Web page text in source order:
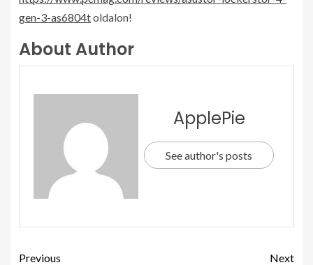
gen-3-as6804toldalon!
About Author
ApplePie
See author's posts
Previous
Next